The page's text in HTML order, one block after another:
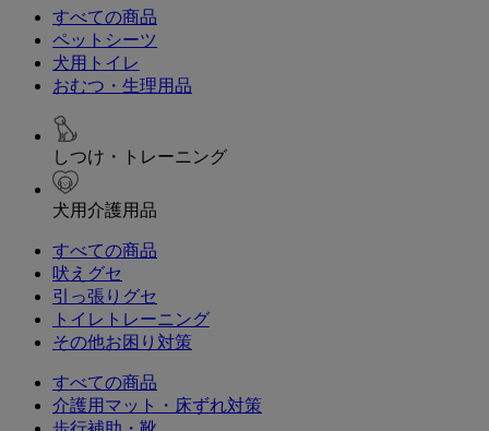
すべての商品
ペットシーツ
犬用トイレ
おむつ・生理用品
しつけ・トレーニング
犬用介護用品
すべての商品
吠えグセ
引っ張りグセ
トイレトレーニング
その他お困り対策
すべての商品
介護用マット・床ずれ対策